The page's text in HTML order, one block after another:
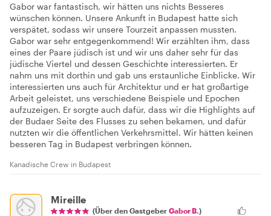
Gabor war fantastisch, wir hätten uns nichts Besseres
wünschen können. Unsere Ankunft in Budapest hatte sich
verspätet, sodass wir unsere Tourzeit anpassen mussten.
Gabor war sehr entgegenkommend! Wir erzählten ihm, dass
eines der Paare jüdisch ist und wir uns daher sehr für das
jüdische Viertel und dessen Geschichte interessierten. Er
nahm uns mit dorthin und gab uns erstaunliche Einblicke. Wir
interessierten uns auch für Architektur und er hat großartige
Arbeit geleistet, uns verschiedene Beispiele und Epochen
aufzuzeigen. Er sorgte auch dafür, dass wir die Highlights auf
der Budaer Seite des Flusses zu sehen bekamen, und dafür
nutzten wir die öffentlichen Verkehrsmittel. Wir hätten keinen
besseren Tag in Budapest verbringen können.
Kanadische Crew in Budapest
Mireille
(Über den Gastgeber Gabor B. )